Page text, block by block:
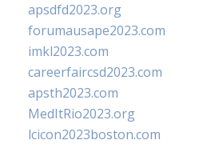
apsdfd2023.org
forumausape2023.com
imkl2023.com
careerfaircsd2023.com
apsth2023.com
MedItRio2023.org
lcicon2023boston.com